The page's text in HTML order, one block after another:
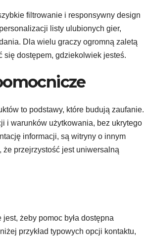
filtrowanie i responsywny design
listy ulubionych gier,
Dla wielu graczy ogromną zaletą
dostępem, gdziekolwiek jesteś.
to podstawy, które budują zaufanie.
i warunków użytkowania, bez ukrytego
informacji, są witryny o innym
przejrzystość jest uniwersalną
żeby pomoc była dostępna
przykład typowych opcji kontaktu,